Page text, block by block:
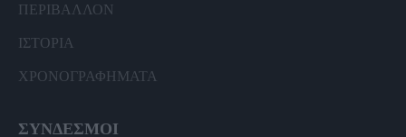
ΠΕΡΙΒΑΛΛΟΝ
ΙΣΤΟΡΙΑ
ΧΡΟΝΟΓΡΑΦΗΜΑΤΑ
ΣΥΝΔΕΣΜΟΙ